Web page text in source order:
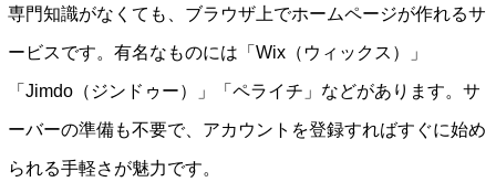
専門知識がなくても、ブラウザ上でホームページが作れるサ
ービスです。有名なものには「Wix（ウィックス）」
「Jimdo（ジンドゥー）」「ペライチ」などがあります。サ
ーバーの準備も不要で、アカウントを登録すればすぐに始め
られる手軽さが魅力です。